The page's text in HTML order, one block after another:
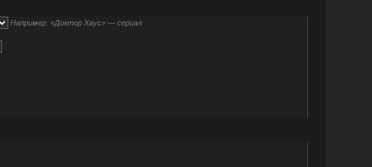
Например: «Доктор Хаус» — сериал